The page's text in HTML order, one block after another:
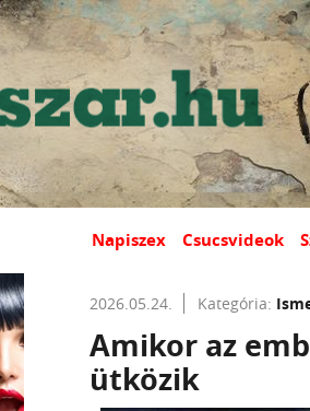
Napiszex Csucsvideok
2026.05.24. Kategória:
Amikor az
ütközik